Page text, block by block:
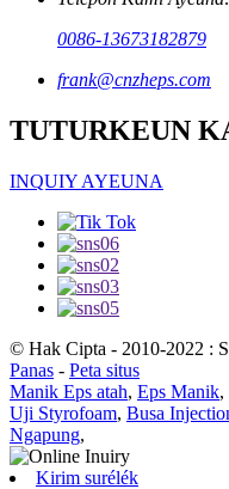
0086-13673182879
frank@cnzheps.com
TUTURKEUN
INQUIY AYEUNA
© Hak Cipta - 2010-2022 :
Panas - Peta situs
Manik Eps atah, Eps Manik,
Uji Styrofoam, Busa
Ngapung,
Kirim surélék